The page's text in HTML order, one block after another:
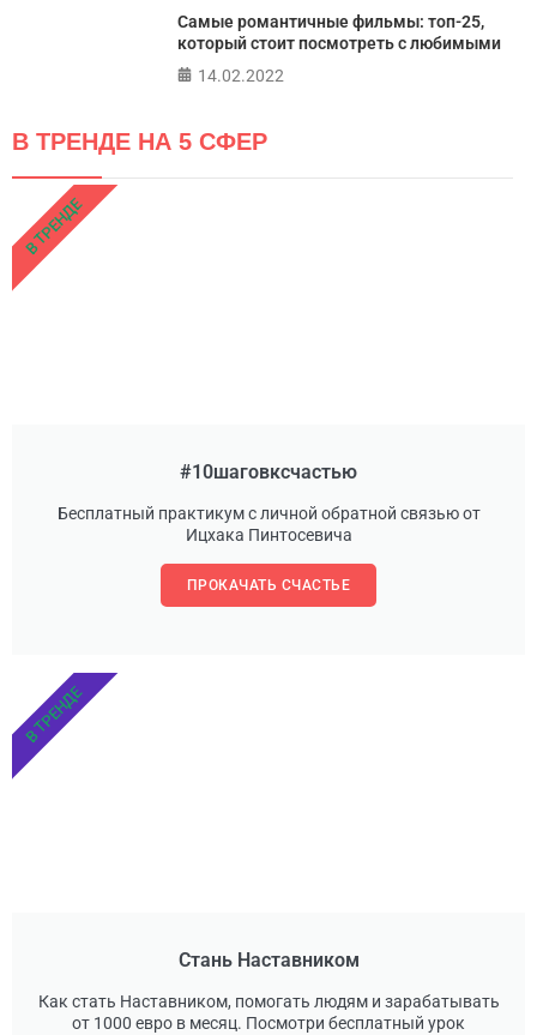
Самые романтичные фильмы: топ-25,
который стоит посмотреть с любимыми
14.02.2022
В ТРЕНДЕ НА 5 СФЕР
#10шаговксчастью
Бесплатный практикум с личной обратной связью от
Ицхака Пинтосевича
ПРОКАЧАТЬ СЧАСТЬЕ
В ТРЕНДЕ
Стань Наставником
Как стать Наставником, помогать людям и зарабатывать
от 1000 евро в месяц. Посмотри бесплатный урок
В ТРЕНДЕ